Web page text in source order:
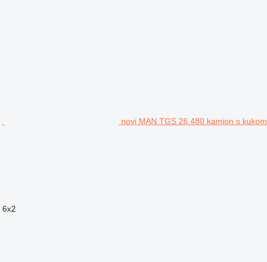
novi MAN TGS 26.480 kamion s kukom
6x2